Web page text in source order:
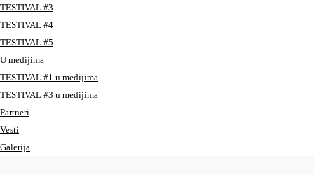
TESTIVAL #3
TESTIVAL #4
TESTIVAL #5
U medijima
TESTIVAL #1 u medijima
TESTIVAL #3 u medijima
Partneri
Vesti
Galerija